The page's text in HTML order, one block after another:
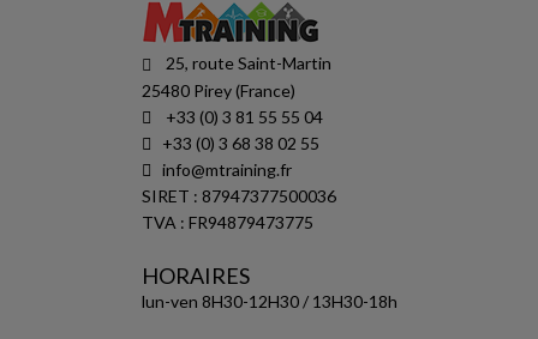
25, route Saint-Martin
25480 Pirey (France)
+33 (0) 3 81 55 55 04
+33 (0) 3 68 38 02 55
info@mtraining.fr
SIRET : 87947377500036
TVA : FR94879473775
HORAIRES
lun-ven 8H30-12H30 / 13H30-18h